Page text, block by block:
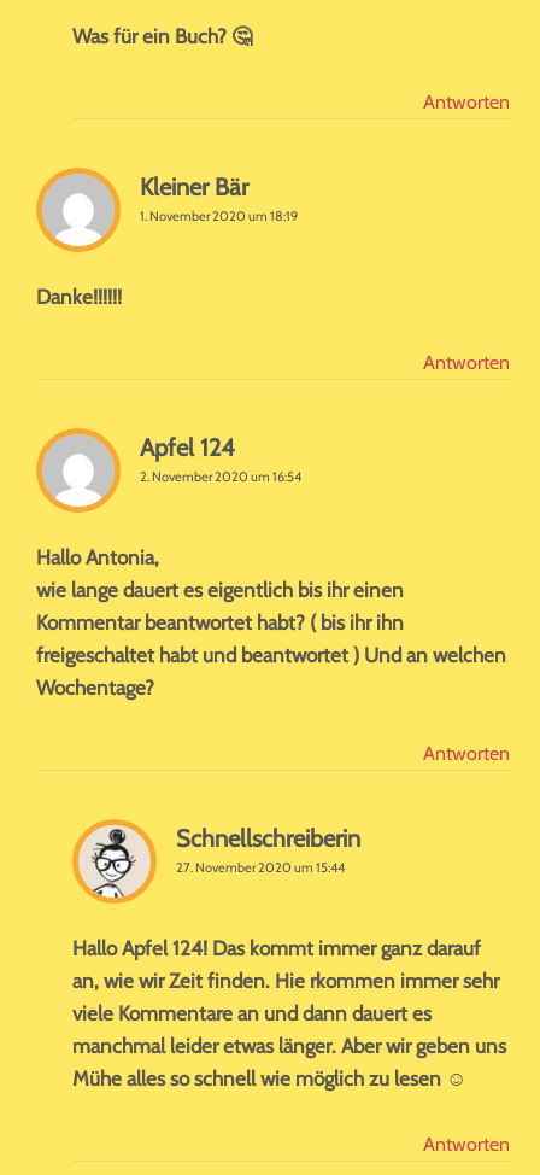
Was für ein Buch? 🤔
Antworten
Kleiner Bär
1. November 2020 um 18:19
Danke!!!!!!
Antworten
Apfel 124
2. November 2020 um 16:54
Hallo Antonia,
wie lange dauert es eigentlich bis ihr einen
Kommentar beantwortet habt? ( bis ihr ihn
freigeschaltet habt und beantwortet ) Und an welchen
Wochentage?
Antworten
Schnellschreiberin
27. November 2020 um 15:44
Hallo Apfel 124! Das kommt immer ganz darauf
an, wie wir Zeit finden. Hie rkommen immer sehr
viele Kommentare an und dann dauert es
manchmal leider etwas länger. Aber wir geben uns
Mühe alles so schnell wie möglich zu lesen ☺️
Antworten